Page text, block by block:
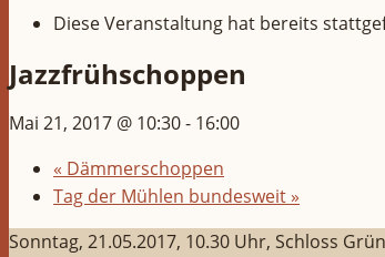
Diese Veranstaltung hat bereits
Jazzfrühschoppen
Mai 21, 2017 @ 10:30- 16:00
« Dämmerschoppen
Tag der Mühlen bundesweit»
Sonntag, 21.05.2017, 10.30 Uhr, Schloss